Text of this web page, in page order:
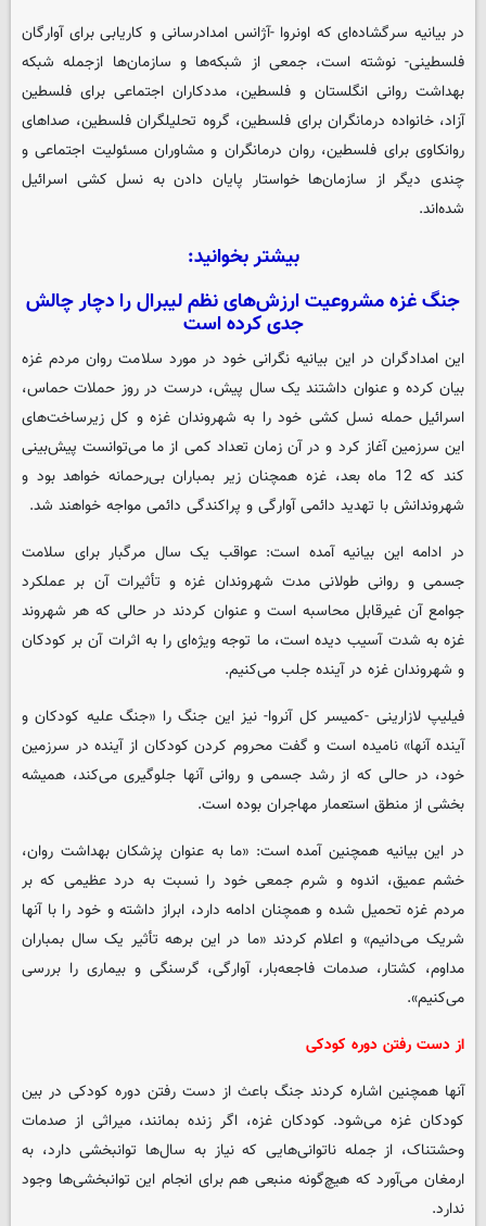
در بیانیه سرگشاده‌ای که اونروا -آژانس امدادرسانی و کاریابی برای آوارگان
فلسطینی- نوشته است، جمعی از شبکه‌ها و سازمان‌ها ازجمله شبکه
بهداشت روانی انگلستان و فلسطین، مددکاران اجتماعی برای فلسطین
آزاد، خانواده درمانگران برای فلسطین، گروه تحلیلگران فلسطین، صداهای
روانکاوی برای فلسطین، روان درمانگران و مشاوران مسئولیت اجتماعی و
چندی دیگر از سازمان‌ها خواستار پایان دادن به نسل کشی اسرائیل
شده‌اند.
بیشتر بخوانید:
جنگ غزه مشروعیت ارزش‌های نظم لیبرال را دچار چالش
جدی کرده است
این امدادگران در این بیانیه نگرانی خود در مورد سلامت روان مردم غزه
بیان کرده و عنوان داشتند یک سال پیش، درست در روز حملات حماس،
اسرائیل حمله نسل کشی خود را به شهروندان غزه و کل زیرساخت‌های
این سرزمین آغاز کرد و در آن زمان تعداد کمی از ما می‌توانست پیش‌بینی
کند که 12 ماه بعد، غزه همچنان زیر بمباران بی‌رحمانه خواهد بود و
شهروندانش با تهدید دائمی آوارگی و پراکندگی دائمی مواجه خواهند شد.
در ادامه این بیانیه آمده است: عواقب یک سال مرگبار برای سلامت
جسمی و روانی طولانی مدت شهروندان غزه و تأثیرات آن بر عملکرد
جوامع آن غیرقابل محاسبه است و عنوان کردند در حالی که هر شهروند
غزه به شدت آسیب دیده است، ما توجه ویژه‌ای را به اثرات آن بر کودکان
و شهروندان غزه در آینده جلب می‌کنیم.
فیلیپ لازارینی -کمیسر کل آنروا- نیز این جنگ را «جنگ علیه کودکان و
آینده آنها» نامیده است و گفت محروم کردن کودکان از آینده در سرزمین
خود، در حالی که از رشد جسمی و روانی آنها جلوگیری می‌کند، همیشه
بخشی از منطق استعمار مهاجران بوده است.
در این بیانیه همچنین آمده است: «ما به عنوان پزشکان بهداشت روان،
خشم عمیق، اندوه و شرم جمعی خود را نسبت به درد عظیمی که بر
مردم غزه تحمیل شده و همچنان ادامه دارد، ابراز داشته و خود را با آنها
شریک می‌دانیم» و اعلام کردند «ما در این برهه تأثیر یک سال بمباران
مداوم، کشتار، صدمات فاجعه‌بار، آوارگی، گرسنگی و بیماری را بررسی
می‌کنیم».
از دست رفتن دوره کودکی
آنها همچنین اشاره کردند جنگ باعث از دست رفتن دوره کودکی در بین
کودکان غزه می‌شود. کودکان غزه، اگر زنده بمانند، میراثی از صدمات
وحشتناک، از جمله ناتوانی‌هایی که نیاز به سال‌ها توانبخشی دارد، به
ارمغان می‌آورد که هیچ‌گونه منبعی هم برای انجام این توانبخشی‌ها وجود
ندارد.